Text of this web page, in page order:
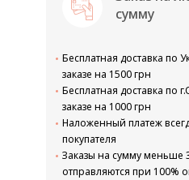
сумму
Бесплатная доставка по
заказе на 1500 грн
Бесплатная доставка по
заказе на 1000 грн
Наложенный платеж
покупателя
Заказы на сумму меньше
отправляются при 100%